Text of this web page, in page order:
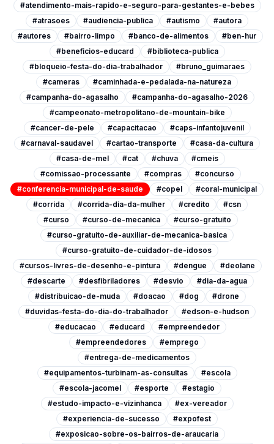
#atendimento-mais-rapido-e-seguro-para-gestantes-e-bebes
#atrasoes
#audiencia-publica #autismo
#autora
#autores
#bairro-limpo #banco-de-alimentos
#ben-hur
#beneficios-educard
#biblioteca-publica
#bloqueio-festa-do-dia-trabalhador
#bruno_guimaraes
#cameras
#caminhada-e-pedalada-na-natureza
#campanha-do-agasalho
#campanha-do-agasalho-2026
#campeonato-metropolitano-de-mountain-bike
#cancer-de-pele
#capacitacao
#caps-infantojuvenil
#carnaval-saudavel
#cartao-transporte
#casa-da-cultura
#casa-de-mel
#cat #chuva
#cmeis
#comissao-processante
#compras
#concurso
#conferencia-municipal-de-saude
#copel
#coral-municipal
#corrida
#corrida-dia-da-mulher #credito
#csn
#curso
#curso-de-mecanica
#curso-gratuito
#curso-gratuito-de-auxiliar-de-mecanica-basica
#curso-gratuito-de-cuidador-de-idosos
#cursos-livres-de-desenho-e-pintura
#dengue
#deolane
#descarte
#desfibriladores #desvio
#dia-da-agua
#distribuicao-de-muda
#doacao #dog
#drone
#duvidas-festa-do-dia-do-trabalhador
#edson-e-hudson
#educacao
#educard
#empreendedor
#empreendedores
#emprego
#entrega-de-medicamentos
#equipamentos-turbinam-as-consultas
#escola
#escola-jacomel
#esporte
#estagio
#estudo-impacto-e-vizinhanca
#ex-vereador
#experiencia-de-sucesso
#expofest
#exposicao-sobre-os-bairros-de-araucaria